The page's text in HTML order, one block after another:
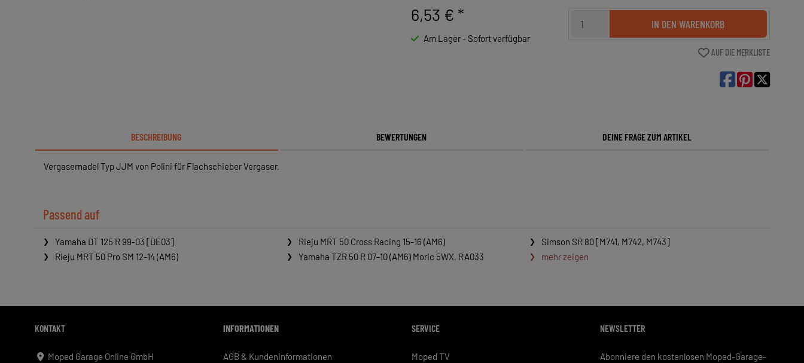
6,53 € *
Am Lager - Sofort verfügbar
IN DEN WARENKORB
AUF DIE MERKLISTE

BESCHREIBUNG BEWERTUNGEN DEINE FRAGE ZUM ARTIKEL
Vergasernadel Typ JJM von Polini für Flachschieber Vergaser.
Passend auf
Yamaha DT 125 R 99-03 [DE03]
Rieju MRT 50 Pro SM 12-14 (AM6)
Rieju MRT 50 Cross Racing 15-16 (AM6)
Yamaha TZR 50 R 07-10 (AM6) Moric 5WX, RA033
Simson SR 80 [M741, M742, M743]
mehr zeigen
KONTAKT
Moped Garage Online GmbH
INFORMATIONEN
AGB & Kundeninformationen
SERVICE
Moped TV
NEWSLETTER
Abonniere den kostenlosen Moped-Garage-